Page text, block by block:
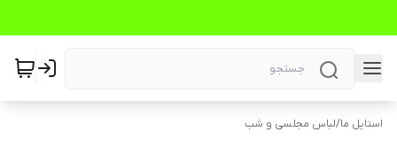
استایل ما/لباس مجلسی و شب